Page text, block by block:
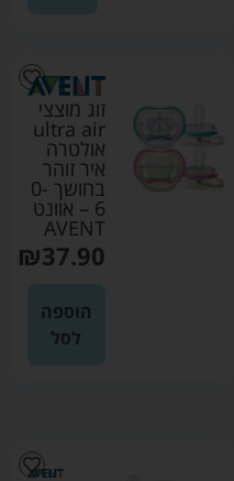
זוג מוצצי
ultra air
אולטרה
איר זוהר
בחושך 0-
6 – אוונט
AVENT
₪37.90
הוספה
לסל